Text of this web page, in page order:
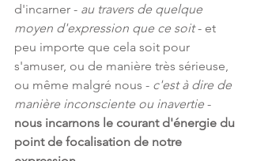
d'incarner - au travers de quelque
moyen d'expression que ce soit - et
peu importe que cela soit pour
s'amuser, ou de manière très sérieuse,
ou même malgré nous - c'est à dire de
manière inconsciente ou inavertie -
nous incarnons le courant d'énergie du
point de focalisation de notre